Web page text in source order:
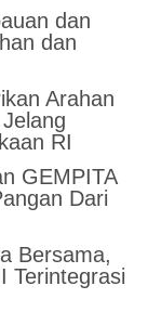
dan
dan
Arahan
RI
GEMPITA
Dari
Bersama,
Terintegrasi